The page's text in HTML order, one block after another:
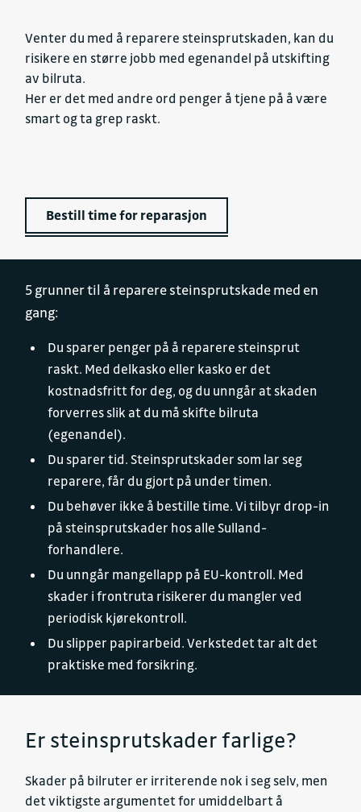
Venter du med å reparere steinsprutskaden, kan du
risikere en større jobb med egenandel på utskifting
av bilruta.
Her er det med andre ord penger å tjene på å være
smart og ta grep raskt.
Bestill time for reparasjon
5 grunner til å reparere steinsprutskade med en
gang:
Du sparer penger på å reparere steinsprut
raskt. Med delkasko eller kasko er det
kostnadsfritt for deg, og du unngår at skaden
forverres slik at du må skifte bilruta
(egenandel).
Du sparer tid. Steinsprutskader som lar seg
reparere, får du gjort på under timen.
Du behøver ikke å bestille time. Vi tilbyr drop-in
på steinsprutskader hos alle Sulland-
forhandlere.
Du unngår mangellapp på EU-kontroll. Med
skader i frontruta risikerer du mangler ved
periodisk kjørekontroll.
Du slipper papirarbeid. Verkstedet tar alt det
praktiske med forsikring.
Er steinsprutskader farlige?
Skader på bilruter er irriterende nok i seg selv, men
det viktigste argumentet for umiddelbart å